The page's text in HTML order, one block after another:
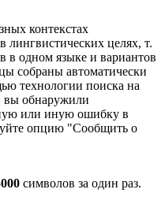
контекстах
лингвистических целях, т.
в одном языке и вариантов
собраны автоматически
технологии поиска на
вы обнаружили
или иную ошибку в
опцию "Сообщить о
символов за один раз.